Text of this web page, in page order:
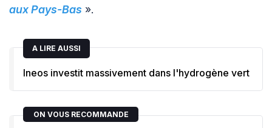
aux Pays-Bas ».
A LIRE AUSSI
Ineos investit massivement dans l'hydrogène vert
ON VOUS RECOMMANDE